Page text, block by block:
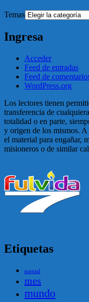
Temas
Ingresa
Acceder
Feed de entradas
Feed de
WordPress.org
Los lectores tienen
transferencia de
totalidad o en parte,
y origen de los mismos. A
el material para engañar,
misioneros o de similar
Etiquetas
mental
mes
mundo